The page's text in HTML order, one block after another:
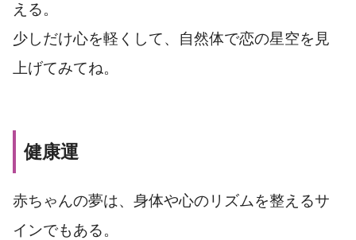
える。
少しだけ心を軽くして、自然体で恋の星空を見
上げてみてね。
健康運
赤ちゃんの夢は、身体や心のリズムを整えるサ
インでもある。